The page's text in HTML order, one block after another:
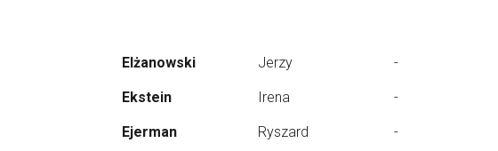
Elżanowski Jerzy -
Ekstein Irena -
Ejerman Ryszard -